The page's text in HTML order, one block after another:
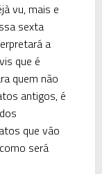
vu, mais e
sexta
a
que é
quem não
antigos, é
que vão
será